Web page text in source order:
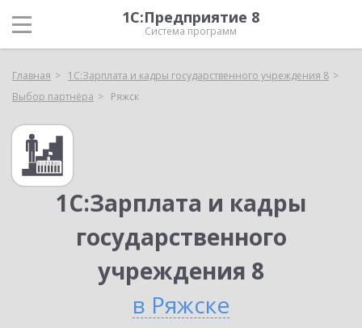
1С:Предприятие 8
Система программ
Главная
1С:Зарплата и кадры государственного учреждения 8
Выбор партнёра
Ряжск
1С:Зарплата и кадры
государственного
учреждения 8
в Ряжске